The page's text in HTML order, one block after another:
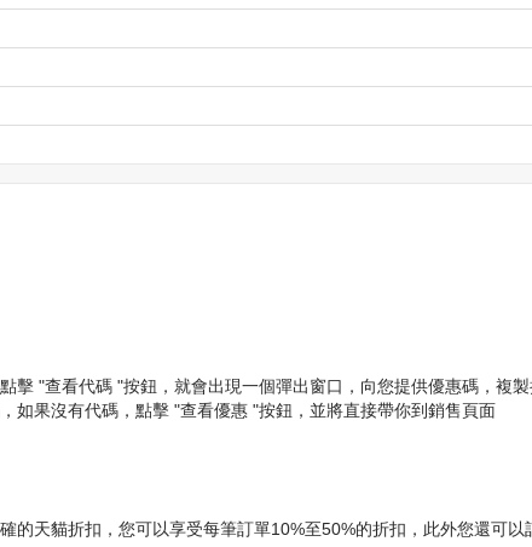
擊 "查看代碼 "按鈕，就會出現一個彈出窗口，向您提供優惠碼，複
如果沒有代碼，點擊 "查看優惠 "按鈕，並將直接帶你到銷售頁面
的天貓折扣，您可以享受每筆訂單10%至50%的折扣，此外您還可